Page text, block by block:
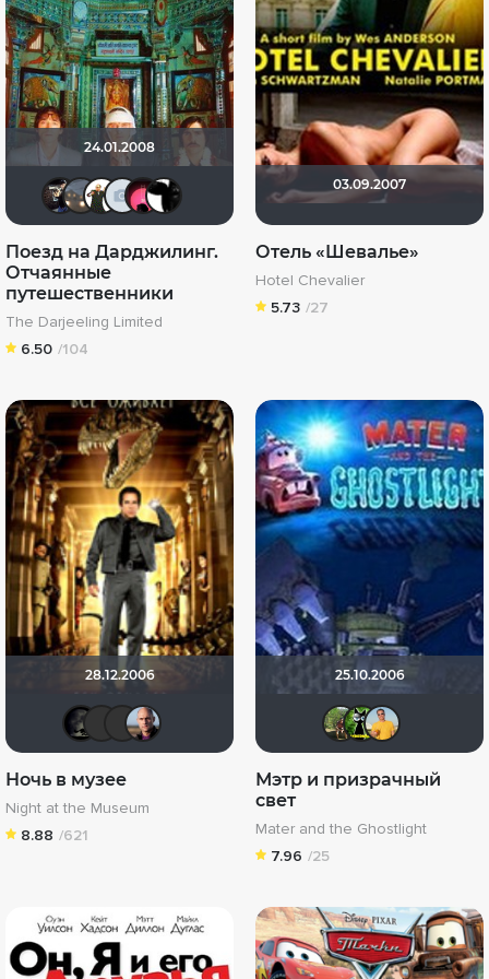
24.01.2008
OG SmokeAlot
Lazy assid376445592
[Rec]омендатель
Alex Smith 21
Поезд на Дарджилинг.
Отчаянные
путешественники
The Darjeeling Limited
6.50 /104
03.09.2007
Отель «Шевалье»
Hotel Chevalier
5.73 /27
28.12.2006
Ночь в музее
Night at the Museum
8.88 /621
25.10.2006
Мэтр и призрачный
свет
Mater and the Ghostlight
7.96 /25